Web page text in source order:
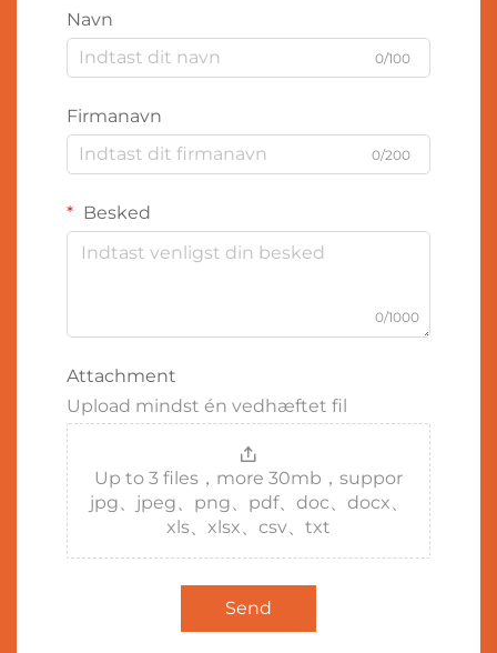
Navn
0/100
Firmanavn
0/200
Besked
0/1000
Attachment
Upload mindst én vedhæftet fil
Up to 3 files，more 30mb，suppor
jpg、jpeg、png、pdf、doc、docx、
xls、xlsx、csv、txt
Send